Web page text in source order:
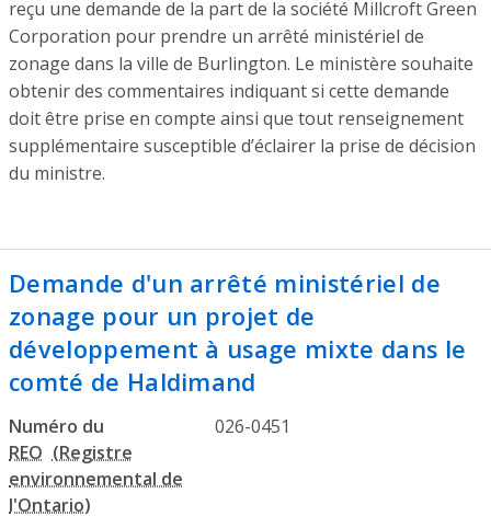
reçu une demande de la part de la société Millcroft Green
Corporation pour prendre un arrêté ministériel de
zonage dans la ville de Burlington. Le ministère souhaite
obtenir des commentaires indiquant si cette demande
doit être prise en compte ainsi que tout renseignement
supplémentaire susceptible d’éclairer la prise de décision
du ministre.
Demande d'un arrêté ministériel de
zonage pour un projet de
développement à usage mixte dans le
comté de Haldimand
Numéro du
REO
026-0451